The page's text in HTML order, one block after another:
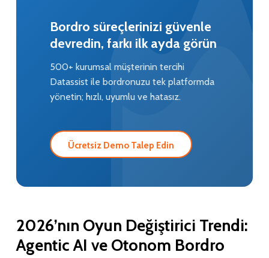
Bordro süreçlerinizi güvenle
devredin, farkı ilk ayda görün
500+ kurumsal müşterinin tercihi
Datassist ile bordronuzu tek platformda
yönetin; hızlı, uyumlu ve hatasız.
Ücretsiz Demo Talep Edin
2026’nın Oyun Değiştirici Trendi:
Agentic AI ve Otonom Bordro